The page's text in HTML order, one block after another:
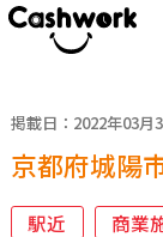
掲載日：2022年03月
京都府城陽
駅近 商業